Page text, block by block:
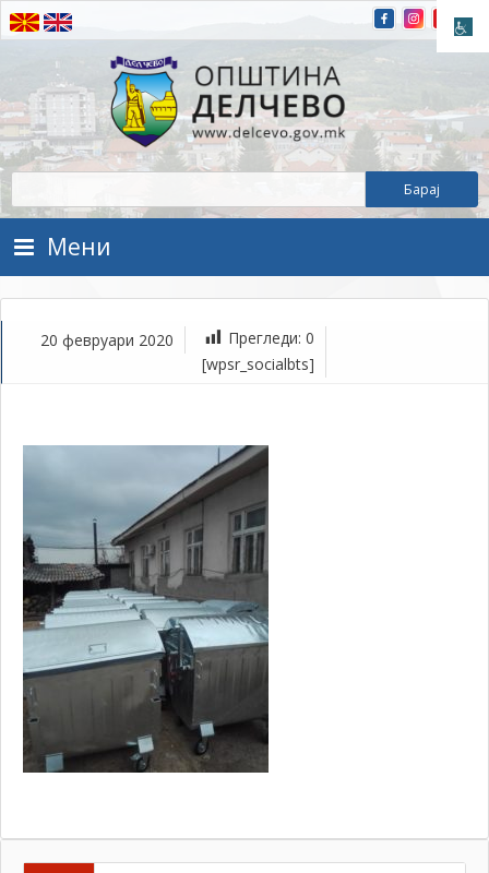
Прескокнете на содржината
Општина Делчево
Општина Делчево
Мени
20 февруари 2020 Прегледи: 0
[wpsr_socialbts]